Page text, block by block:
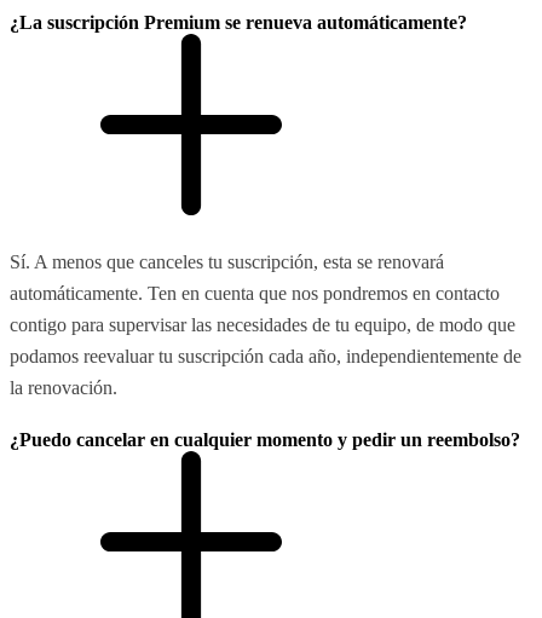
¿La suscripción Premium se renueva automáticamente?
Sí. A menos que canceles tu suscripción, esta se renovará
automáticamente. Ten en cuenta que nos pondremos en contacto
contigo para supervisar las necesidades de tu equipo, de modo que
podamos reevaluar tu suscripción cada año, independientemente de
la renovación.
¿Puedo cancelar en cualquier momento y pedir un reembolso?